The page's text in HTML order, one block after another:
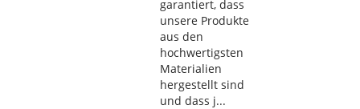
garantiert, dass
unsere Produkte
aus den
hochwertigsten
Materialien
hergestellt sind
und dass j...